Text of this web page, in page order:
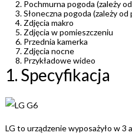
Pochmurna pogoda (zależy
Słoneczna pogoda (zależy od
Zdjęcia makro
Zdjęcia w pomieszczeniu
Przednia kamerka
Zdjęcia nocne
Przykładowe wideo
1. Specyfikacja
LG to urządzenie wyposażyło w